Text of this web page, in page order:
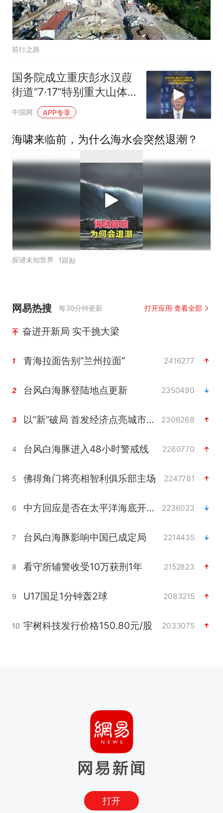
前行之路
国务院成立重庆彭水汉葭
街道“7·17”特别重大山体
崩塌灾害调查评估组 （新
闻联播）
中国网 APP专享
海啸来临前，为什么海水会突然退潮？
探谜未知世界 1跟贴
网易热搜 每30分钟更新 打开应用 查看全部
奋进开新局 实干挑大梁
1 青海拉面告别“兰州拉面” 2416277
2 台风白海豚登陆地点更新 2350490
3 以“新”破局 首发经济点亮城市消费活力 2306268
4 台风白海豚进入48小时警戒线 2260770
5 佛得角门将亮相智利俱乐部主场 2247781
6 中方回应是否在太平洋海底开采稀土 2236023
7 台风白海豚影响中国已成定局 2214435
8 看守所辅警收受10万获刑1年 2152823
9 U17国足1分钟轰2球 2083215
10 宇树科技发行价格150.80元/股 2033075
打开